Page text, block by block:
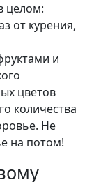
целом:
от курения,
и
цветов
количества
Не
на потом!